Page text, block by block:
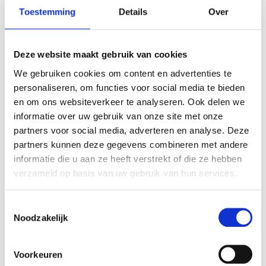
Toestemming Details Over
Deze website maakt gebruik van cookies
We gebruiken cookies om content en advertenties te
personaliseren, om functies voor social media te bieden
en om ons websiteverkeer te analyseren. Ook delen we
informatie over uw gebruik van onze site met onze
partners voor social media, adverteren en analyse. Deze
partners kunnen deze gegevens combineren met andere
informatie die u aan ze heeft verstrekt of die ze hebben
verzameld op basis van uw gebruik van hun services.
Noodzakelijk
Voorkeuren
Ovenschaal
Ingrediënten 1x 2x 3x
2
aubergines
10 kleinetrostomaten
2 tenenknoflook
½ potjezwarte olijven
50 gr caper berries of kappertjes
50 gr paneermeel
2 eieren
Olijfolie